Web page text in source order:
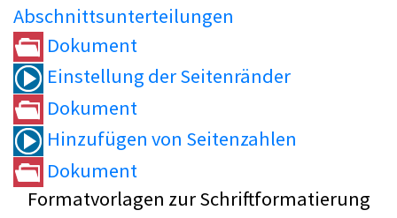
Abschnittsunterteilungen
Dokument
Einstellung der Seitenränder
Dokument
Hinzufügen von Seitenzahlen
Dokument
Formatvorlagen zur Schriftformatierung